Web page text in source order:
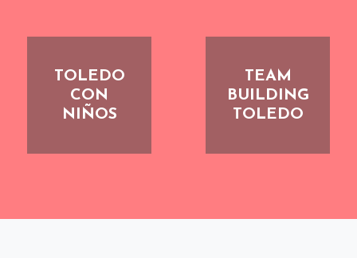
TOLEDO
CON
NIÑOS
TEAM
BUILDING
TOLEDO